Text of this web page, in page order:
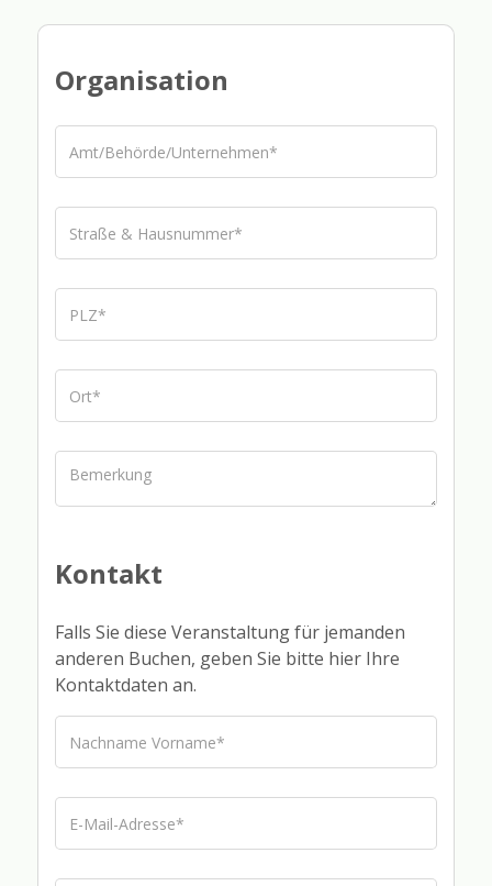
Organisation
Kontakt
Falls Sie diese Veranstaltung für jemanden
anderen Buchen, geben Sie bitte hier Ihre
Kontaktdaten an.